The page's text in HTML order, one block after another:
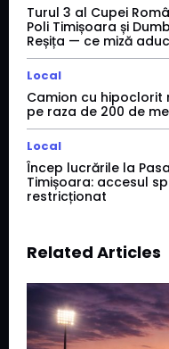
Turul 3 al Cupei
Poli Timișoara și
Reșița — ce miză
Local
Camion cu hipoclorit
pe raza de 200 de
Local
Încep lucrările la
Timișoara: accesul
restricționat
Related Articles